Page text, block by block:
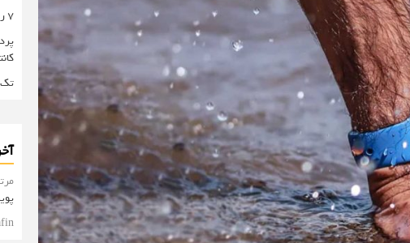
۷ روش ساده برای انتقال عکس‌ها بدون افت کیفیت
تک